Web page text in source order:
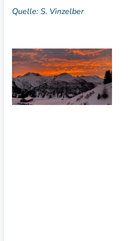
Quelle: S. Vinzelber